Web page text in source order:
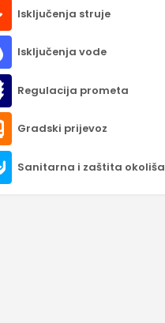
Isključenja struje
Isključenja vode
Regulacija prometa
Gradski prijevoz
Sanitarna i zaštita okoliša